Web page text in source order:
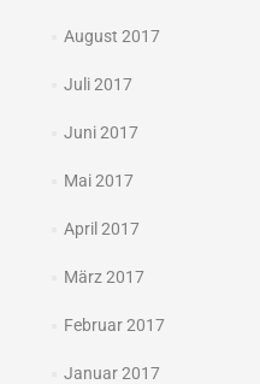
August 2017
Juli 2017
Juni 2017
Mai 2017
April 2017
März 2017
Februar 2017
Januar 2017